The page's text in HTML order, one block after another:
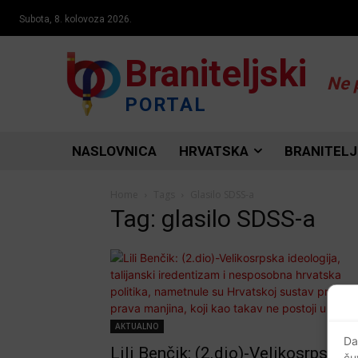
Subota, 8. kolovoza 2026.
Braniteljski
PORTAL
Ne
NASLOVNICA HRVATSKA
Tag: glasilo SDSS-a
AKTUALNO
Lili Benčik: (2.dio)-Velikosrpska